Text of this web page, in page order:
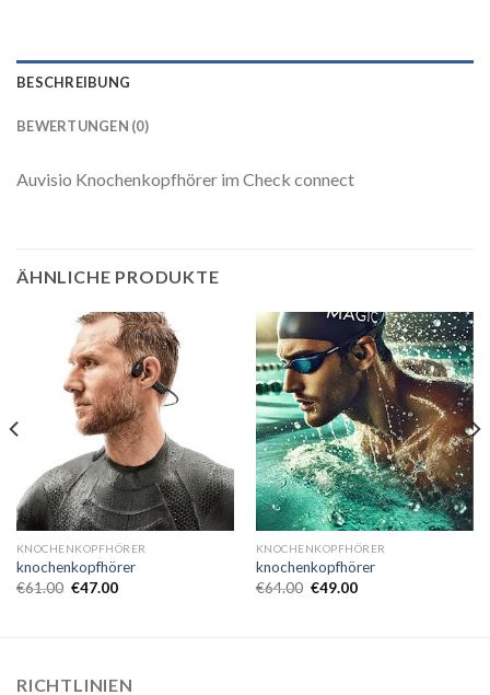
BESCHREIBUNG
BEWERTUNGEN (0)
Auvisio Knochenkopfhörer im Check connect
ÄHNLICHE PRODUKTE
KNOCHENKOPFHÖRER
knochenkopfhörer
€61.00 €47.00
KNOCHENKOPFHÖRER
knochenkopfhörer
€64.00 €49.00
RICHTLINIEN